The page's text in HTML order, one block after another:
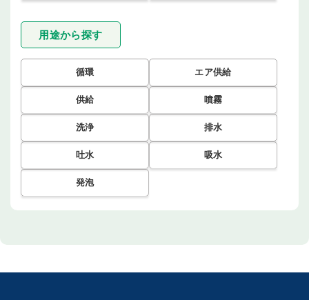
用途から探す
循環 エア供給
供給 噴霧
洗浄 排水
吐水 吸水
発泡